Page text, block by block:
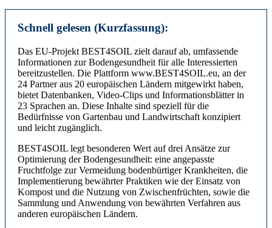
Schnell gelesen (Kurzfassung):
Das EU-Projekt BEST4SOIL zielt darauf ab, umfassende
Informationen zur Bodengesundheit für alle Interessierten
bereitzustellen. Die Plattform www.BEST4SOIL.eu, an der
24 Partner aus 20 europäischen Ländern mitgewirkt haben,
bietet Datenbanken, Video-Clips und Informationsblätter in
23 Sprachen an. Diese Inhalte sind speziell für die
Bedürfnisse von Gartenbau und Landwirtschaft konzipiert
und leicht zugänglich.
BEST4SOIL legt besonderen Wert auf drei Ansätze zur
Optimierung der Bodengesundheit: eine angepasste
Fruchtfolge zur Vermeidung bodenbürtiger Krankheiten, die
Implementierung bewährter Praktiken wie der Einsatz von
Kompost und die Nutzung von Zwischenfrüchten, sowie die
Sammlung und Anwendung von bewährten Verfahren aus
anderen europäischen Ländern.